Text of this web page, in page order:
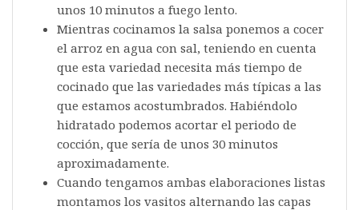
unos 10 minutos a fuego lento.
Mientras cocinamos la salsa ponemos a cocer
el arroz en agua con sal, teniendo en cuenta
que esta variedad necesita más tiempo de
cocinado que las variedades más típicas a las
que estamos acostumbrados. Habiéndolo
hidratado podemos acortar el periodo de
cocción, que sería de unos 30 minutos
aproximadamente.
Cuando tengamos ambas elaboraciones listas
montamos los vasitos alternando las capas